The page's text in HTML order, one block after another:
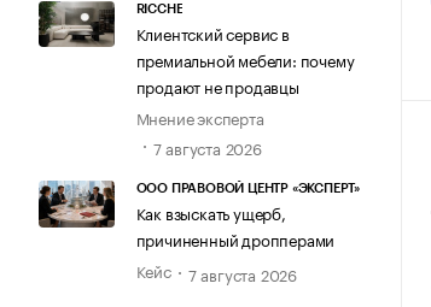
RICCHE
Клиентский сервис в
премиальной мебели: почему
продают не продавцы
Мнение эксперта
7 августа 2026
ООО ПРАВОВОЙ ЦЕНТР «ЭКСПЕРТ»
Как взыскать ущерб,
причиненный дропперами
Кейс
7 августа 2026